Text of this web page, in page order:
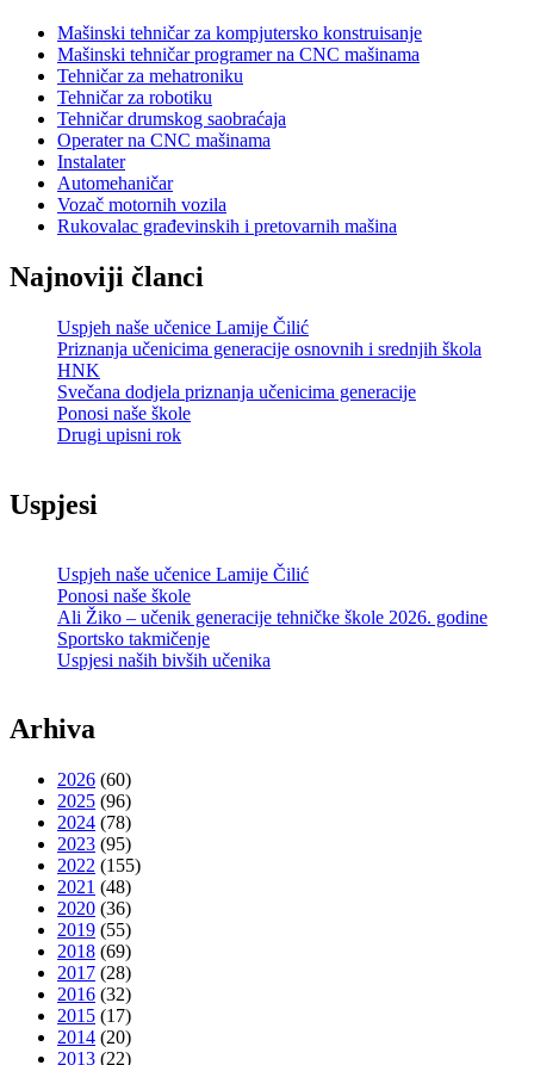
Mašinski tehničar za kompjutersko konstruisanje
Mašinski tehničar programer na CNC mašinama
Tehničar za mehatroniku
Tehničar za robotiku
Tehničar drumskog saobraćaja
Operater na CNC mašinama
Instalater
Automehaničar
Vozač motornih vozila
Rukovalac građevinskih i pretovarnih mašina
Najnoviji članci
Uspjeh naše učenice Lamije Čilić
Priznanja učenicima generacije osnovnih i srednjih škola
HNK
Svečana dodjela priznanja učenicima generacije
Ponosi naše škole
Drugi upisni rok
Uspjesi
Uspjeh naše učenice Lamije Čilić
Ponosi naše škole
Ali Žiko – učenik generacije tehničke škole 2026. godine
Sportsko takmičenje
Uspjesi naših bivših učenika
Arhiva
2026 (60)
2025 (96)
2024 (78)
2023 (95)
2022 (155)
2021 (48)
2020 (36)
2019 (55)
2018 (69)
2017 (28)
2016 (32)
2015 (17)
2014 (20)
2013 (22)